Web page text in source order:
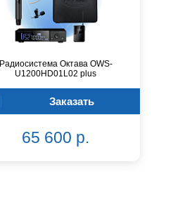
Радиосистема Октава OWS-
U1200HD01L02 plus
Заказать
65 600 р.